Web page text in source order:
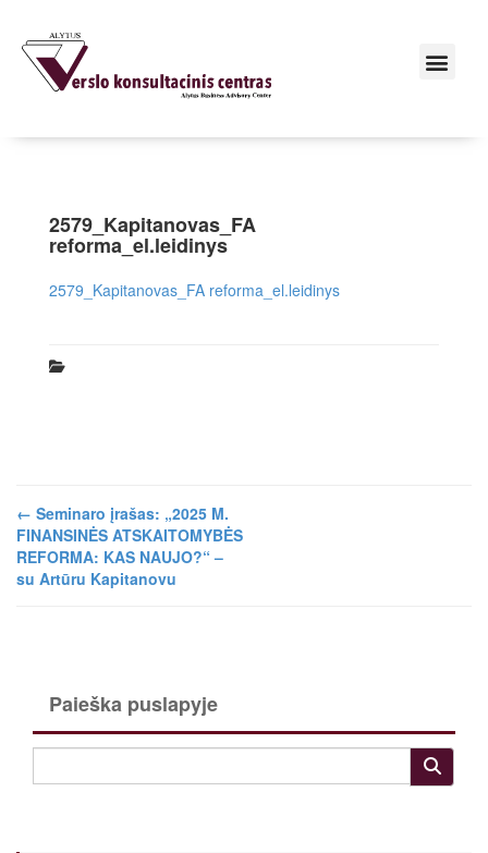
2579_Kapitanovas_FA
reforma_el.leidinys
2579_Kapitanovas_FA reforma_el.leidinys
← Seminaro įrašas: „2025 M.
FINANSINĖS ATSKAITOMYBĖS
REFORMA: KAS NAUJO?“ –
su Artūru Kapitanovu
Paieška puslapyje